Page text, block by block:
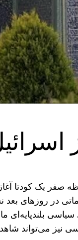
شبیه به لحظه صفر یک
خدماتی در
نیز می‌تواند